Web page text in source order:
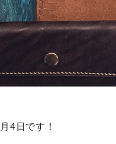
4日です！